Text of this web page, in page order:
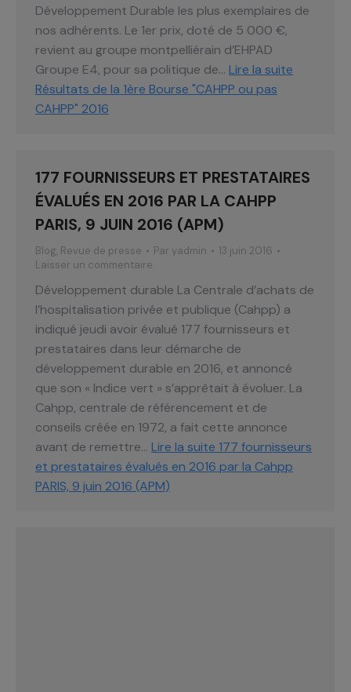
Développement Durable les plus exemplaires de
nos adhérents. Le 1er prix, doté de 5 000 €,
revient au groupe montpelliérain d’EHPAD
Groupe E4, pour sa politique de… Lire la suite
Résultats de la 1ère Bourse "CAHPP ou pas
CAHPP" 2016
177 FOURNISSEURS ET PRESTATAIRES
ÉVALUÉS EN 2016 PAR LA CAHPP
PARIS, 9 JUIN 2016 (APM)
Blog, Revue de presse Par yadmin
13 juin 2016
Laisser un commentaire
Développement durable La Centrale d’achats de
l’hospitalisation privée et publique (Cahpp) a
indiqué jeudi avoir évalué 177 fournisseurs et
prestataires dans leur démarche de
développement durable en 2016, et annoncé
que son « Indice vert » s’apprêtait à évoluer. La
Cahpp, centrale de référencement et de
conseils créée en 1972, a fait cette annonce
avant de remettre… Lire la suite 177 fournisseurs
et prestataires évalués en 2016 par la Cahpp
PARIS, 9 juin 2016 (APM)